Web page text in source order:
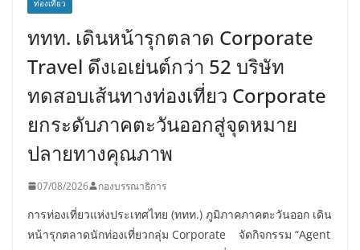
ท่องเที่ยว
ททท. เดินหน้ารุกตลาด Corporate
Travel ดึงเอเย่นต์กว่า 52 บริษัท
ทดสอบเส้นทางท่องเที่ยว Corporate
ยกระดับภาคตะวันออกสู่จุดหมาย
ปลายทางคุณภาพ
07/08/2026 กองบรรณาธิการ
การท่องเที่ยวแห่งประเทศไทย (ททท.) ภูมิภาคภาคตะวันออก เดิน
หน้ารุกตลาดนักท่องเที่ยวกลุ่ม Corporate จัดกิจกรรม “Agent